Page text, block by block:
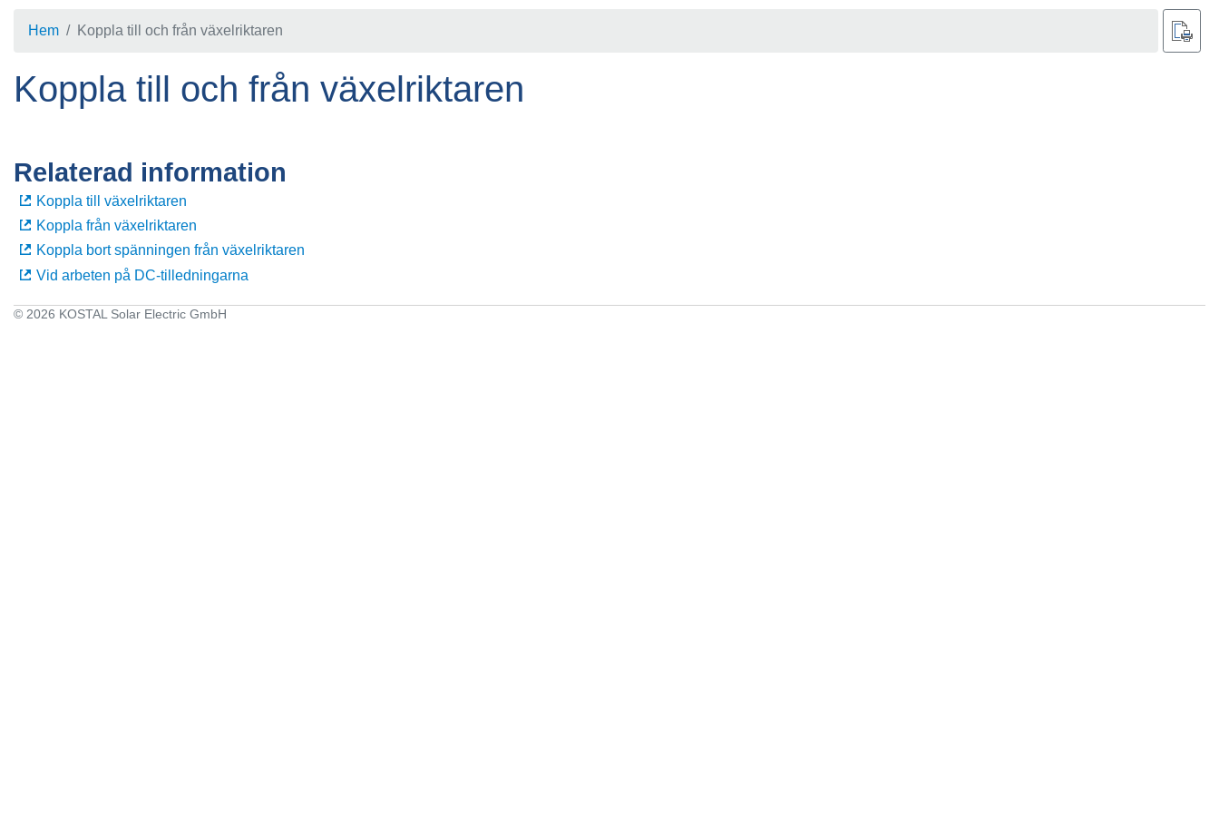
Hem Koppla till och från växelriktaren
Koppla till och från växelriktaren
Relaterad information
Koppla till växelriktaren
Koppla från växelriktaren
Koppla bort spänningen från växelriktaren
Vid arbeten på DC-tilledningarna
© 2026 KOSTAL Solar Electric GmbH